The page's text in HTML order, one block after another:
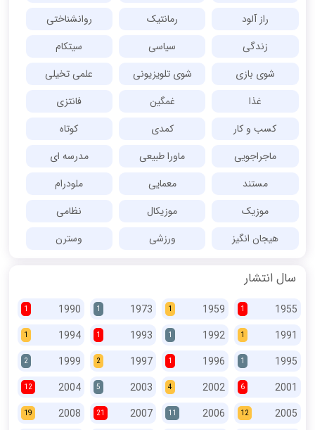
راز آلود
رمانتیک
روانشناختی
زندگی
سیاسی
سیتکام
شوی بازی
شوی تلویزیونی
علمی تخیلی
غذا
غمگین
فانتزی
کسب و کار
کمدی
کوتاه
ماجراجویی
ماورا طبیعی
مدرسه ای
مستند
معمایی
ملودرام
موزیک
موزیکال
نظامی
هیجان انگیز
ورزشی وسترن
سال انتشار
1955
1
1959
1
1973
1
1990
1
1991
1
1992
1
1993
1
1994
1
1995
1
1996
1
1997
2
1999
2
2001
6
2002
4
2003
5
2004
12
2005
12
2006
11
2007
21
2008
19